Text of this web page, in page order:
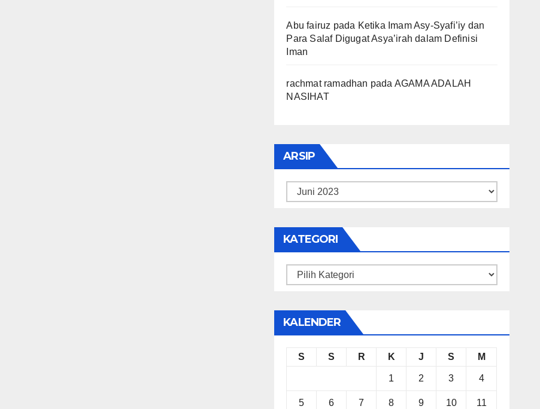
Abu fairuz pada Ketika Imam Asy-Syafi’iy dan
Para Salaf Digugat Asya’irah dalam Definisi
Iman
rachmat ramadhan pada AGAMA ADALAH
NASIHAT
ARSIP
Arsip
KATEGORI
Kategori
KALENDER
S S R K J S M
1 2 3 4
5 6 7 8 9 10 11